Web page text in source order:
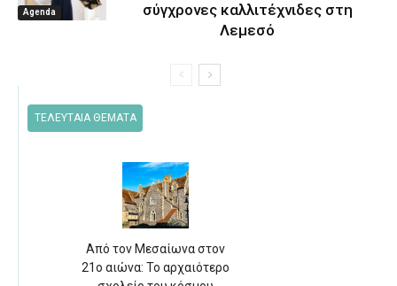
Agenda
σύγχρονες καλλιτέχνιδες στη
Λεμεσό
ΤΕΛΕΥΤΑΙΑ ΘΕΜΑΤΑ
Από τον Μεσαίωνα στον
21ο αιώνα: Το αρχαιότερο